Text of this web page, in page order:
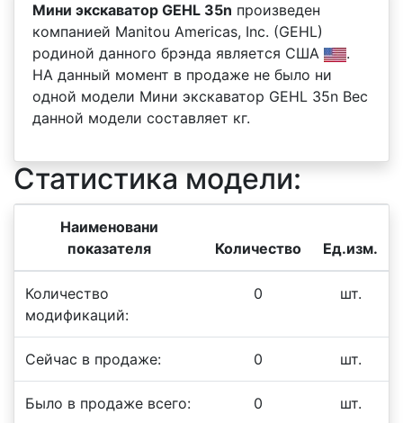
Мини экскаватор GEHL 35n произведен
компанией Manitou Americas, Inc. (GEHL)
родиной данного брэнда является США
.
НА данный момент в продаже не было ни
одной модели Мини экскаватор GEHL 35n Вес
данной модели составляет кг.
Статистика модели:
Наименовани
показателя
Количество Ед.изм.
Количество
модификаций:
0 шт.
Сейчас в продаже: 0 шт.
Было в продаже всего: 0 шт.